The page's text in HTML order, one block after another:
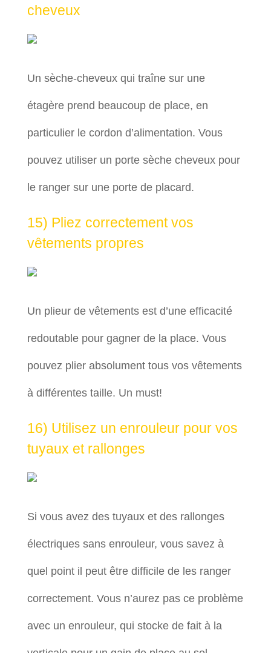
cheveux
Un sèche-cheveux qui traîne sur une
étagère prend beaucoup de place, en
particulier le cordon d’alimentation. Vous
pouvez utiliser un porte sèche cheveux pour
le ranger sur une porte de placard.
15) Pliez correctement vos
vêtements propres
Un plieur de vêtements est d’une efficacité
redoutable pour gagner de la place. Vous
pouvez plier absolument tous vos vêtements
à différentes taille. Un must!
16) Utilisez un enrouleur pour vos
tuyaux et rallonges
Si vous avez des tuyaux et des rallonges
électriques sans enrouleur, vous savez à
quel point il peut être difficile de les ranger
correctement. Vous n’aurez pas ce problème
avec un enrouleur, qui stocke de fait à la